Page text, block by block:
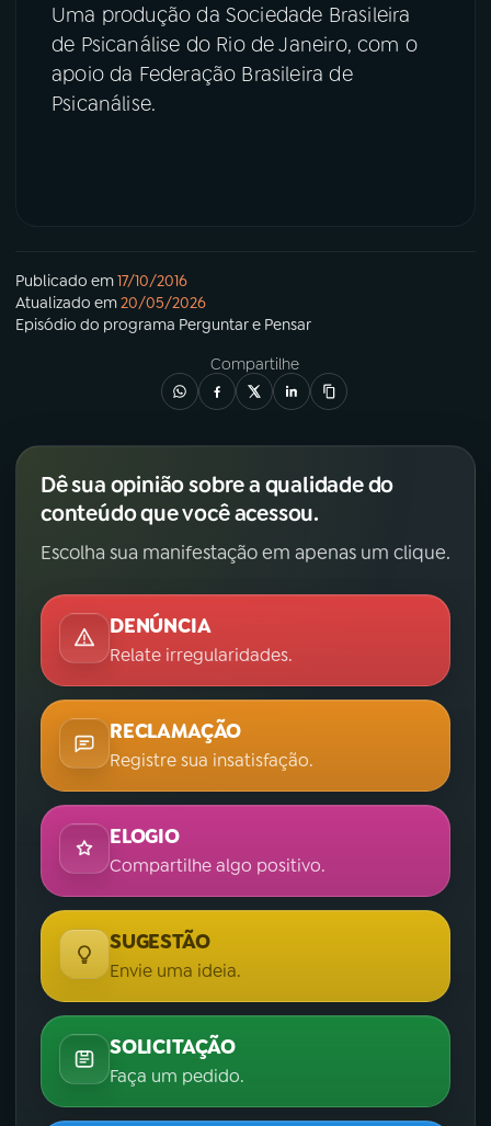
Uma produção da Sociedade Brasileira
de Psicanálise do Rio de Janeiro, com o
apoio da Federação Brasileira de
Psicanálise.
Publicado em17/10/2016
Atualizado em20/05/2026
Episódio do programa Perguntar e Pensar
Compartilhe
Dê sua opinião sobre a qualidade do
conteúdo que você acessou.
Escolha sua manifestação em apenas um clique.
DENÚNCIA
Relate irregularidades.
RECLAMAÇÃO
Registre sua insatisfação.
ELOGIO
Compartilhe algo positivo.
SUGESTÃO
Envie uma ideia.
SOLICITAÇÃO
Faça um pedido.